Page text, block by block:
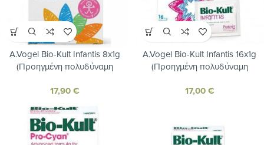
A.Vogel Bio-Kult Infantis 8x1g
(Προηγμένη πολυδύναμη
για την υγεία του πεπτικού των
17,90€
A.Vogel Bio-Kult Infantis 16x1g
(Προηγμένη πολυδύναμη
για την υγεία του πεπτικού των
17,00€